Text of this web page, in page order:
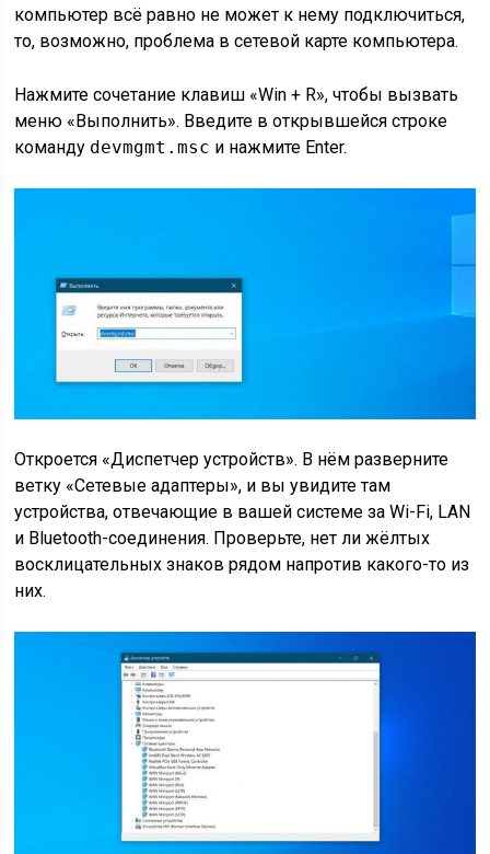
компьютер всё равно не может к нему подключиться,
то, возможно, проблема в сетевой карте компьютера.
Нажмите сочетание клавиш «Win + R», чтобы вызвать
меню «Выполнить». Введите в открывшейся строке
команду devmgmt.msc и нажмите Enter.
Откроется «Диспетчер устройств». В нём разверните
ветку «Сетевые адаптеры», и вы увидите там
устройства, отвечающие в вашей системе за Wi-Fi, LAN
и Bluetooth-соединения. Проверьте, нет ли жёлтых
восклицательных знаков рядом напротив какого-то из
них.